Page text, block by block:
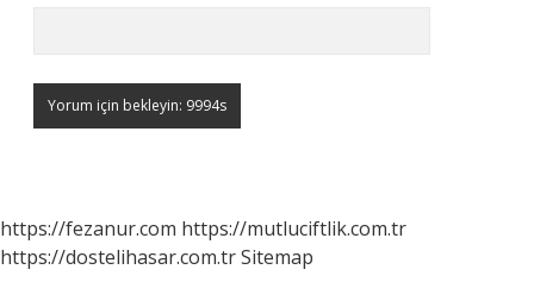
https://fezanur.com https://mutluciftlik.com.tr
https://dostelihasar.com.trSitemap